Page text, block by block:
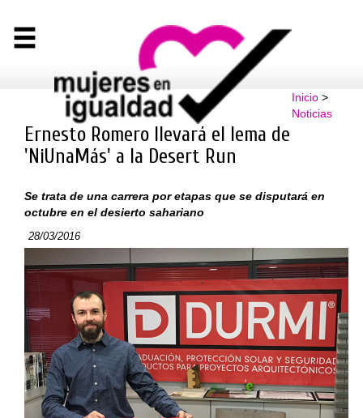
Inicio>
Noticias
Ernesto Romero llevará el lema de
'NiUnaMás' a la Desert Run
Se trata de una carrera por etapas que se disputará en
octubre en el desierto sahariano
28/03/2016